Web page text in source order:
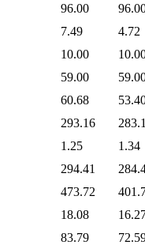
96.00
7.49 4.72
10.00
59.00
60.68
293.16
1.25 1.34
294.41
473.72
18.08
83.79